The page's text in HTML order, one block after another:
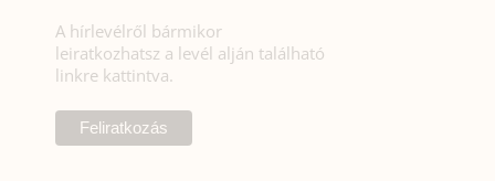
A hírlevélről bármikor
leiratkozhatsz a levél alján található
linkre kattintva.